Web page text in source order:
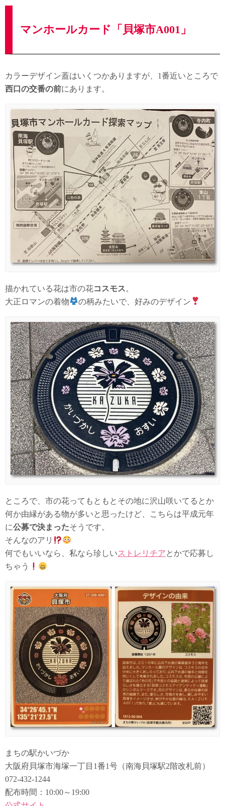
マンホールカード「貝塚市A001」
カラーデザイン蓋はいくつかありますが、1番近いところで
西口の交番の前にあります。
描かれている花は市の花コスモス。
大正ロマンの着物
の柄みたいで、好みのデザイン
ところで、市の花ってもともとその地に沢山咲いてるとか
何か由縁がある物が多いと思ったけど、こちらは平成元年
に公募で決まったそうです。
そんなのアリ
何でもいいなら、私なら珍しいストレリチアとかで応募し
ちゃう
まちの駅かいづか
大阪府貝塚市海塚一丁目1番1号（南海貝塚駅2階改札前）
072-432-1244
配布時間：10:00～19:00